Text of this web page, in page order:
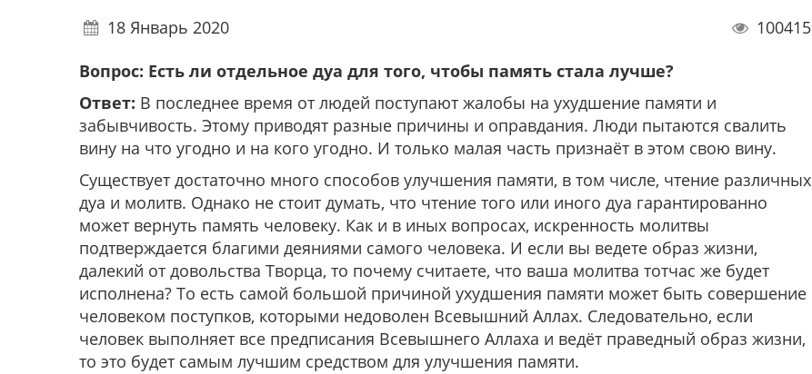
18 Январь 2020
100415
Вопрос: Есть ли отдельное дуа для того, чтобы память стала лучше?
Ответ: В последнее время от людей поступают жалобы на ухудшение памяти и
забывчивость. Этому приводят разные причины и оправдания. Люди пытаются свалить
вину на что угодно и на кого угодно. И только малая часть признаёт в этом свою вину.
Существует достаточно много способов улучшения памяти, в том числе, чтение различных
дуа и молитв. Однако не стоит думать, что чтение того или иного дуа гарантированно
может вернуть память человеку. Как и в иных вопросах, искренность молитвы
подтверждается благими деяниями самого человека. И если вы ведете образ жизни,
далекий от довольства Творца, то почему считаете, что ваша молитва тотчас же будет
исполнена? То есть самой большой причиной ухудшения памяти может быть совершение
человеком поступков, которыми недоволен Всевышний Аллах. Следовательно, если
человек выполняет все предписания Всевышнего Аллаха и ведёт праведный образ жизни,
то это будет самым лучшим средством для улучшения памяти.